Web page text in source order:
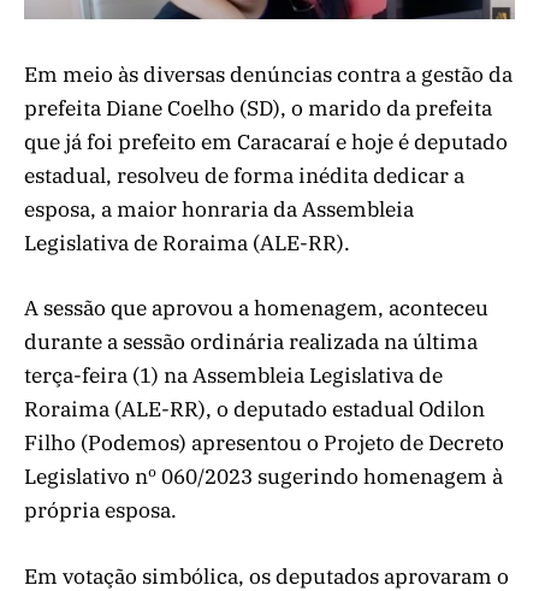
Em meio às diversas denúncias contra a gestão da
prefeita Diane Coelho (SD), o marido da prefeita
que já foi prefeito em Caracaraí e hoje é deputado
estadual, resolveu de forma inédita dedicar a
esposa, a maior honraria da Assembleia
Legislativa de Roraima (ALE-RR).
A sessão que aprovou a homenagem, aconteceu
durante a sessão ordinária realizada na última
terça-feira (1) na Assembleia Legislativa de
Roraima (ALE-RR), o deputado estadual Odilon
Filho (Podemos) apresentou o Projeto de Decreto
Legislativo nº 060/2023 sugerindo homenagem à
própria esposa.
Em votação simbólica, os deputados aprovaram o